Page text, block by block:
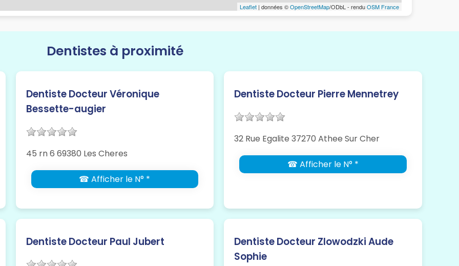
Leaflet | données ©OpenStreetMap/ODbL - renduOSM France
Dentistes à proximité
Dentiste Docteur Véronique
Bessette-augier
45 rn 6 69380 Les Cheres
☎ Afficher le N° *
Dentiste Docteur Pierre Mennetrey
32 Rue Egalite 37270 Athee Sur Cher
☎ Afficher le N° *
Dentiste Docteur Paul Jubert
Dentiste Docteur Zlowodzki Aude
Sophie